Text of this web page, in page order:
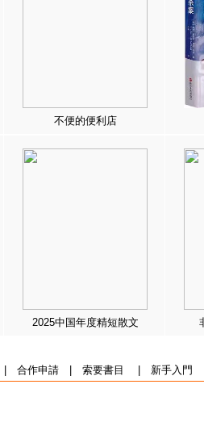
不便的便利店
2025中国年度精短散文
合作申請| 索要書目 新手入門